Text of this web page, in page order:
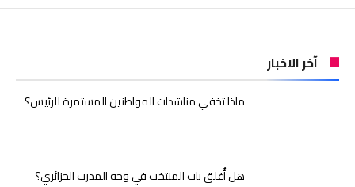
آخر الاخبار
ماذا تخفي مناشدات المواطنين المستمرة للرئيس؟
هل أُغلق باب المنتخب في وجه المدرب الجزائري؟